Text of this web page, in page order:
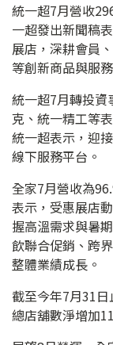
統一超7月營收
一超發出新聞稿
展店，深耕會員
等創新商品與服務
統一超7月轉投資
克、統一精工等
統一超表示，迎
線下服務平台。
全家7月營收為
表示，受惠展店
握高溫需求與暑
飲聯合促銷、跨
整體業績成長。
截至今年7月31
總店舖數淨增加